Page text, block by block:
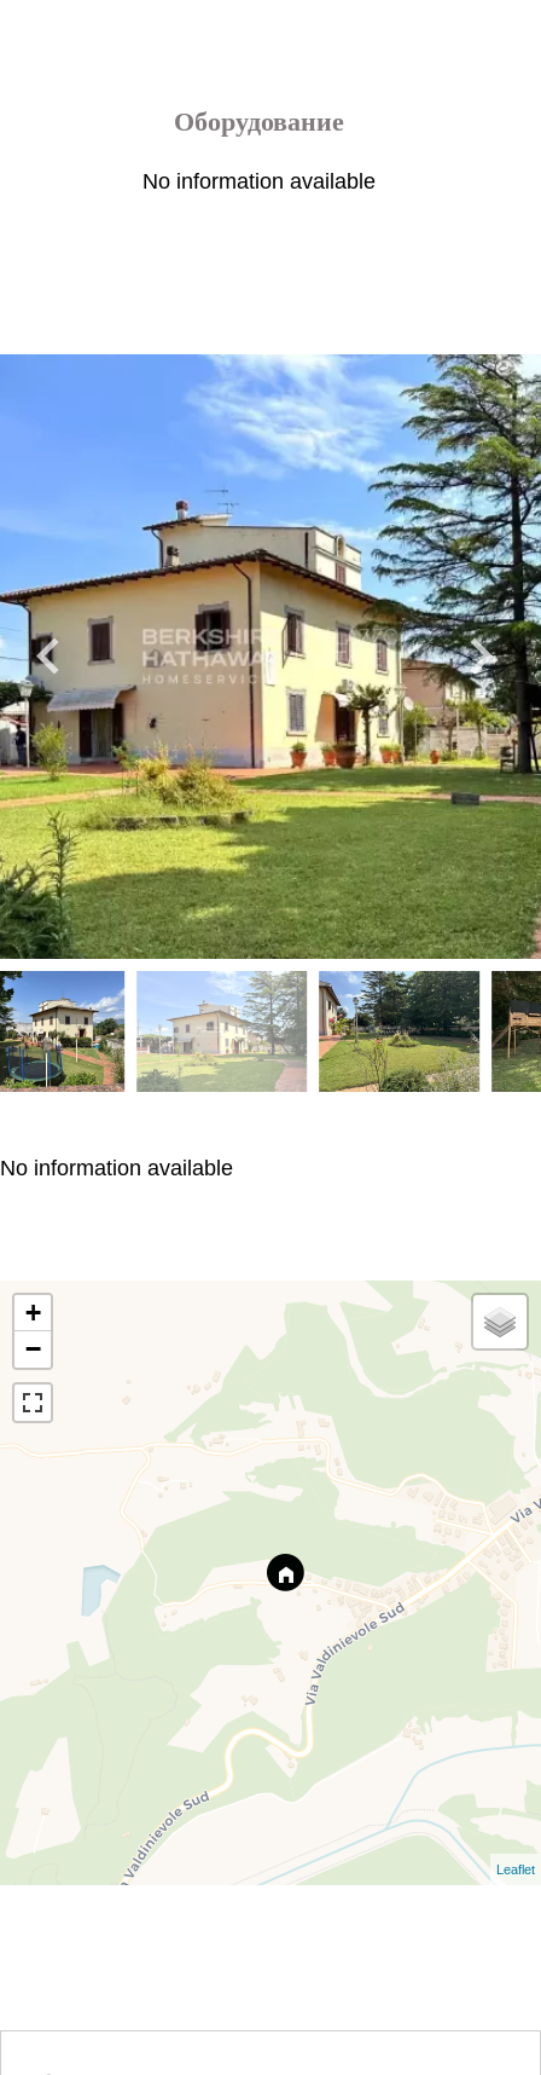
Оборудование
No information available
No information available
+
−
Leaflet